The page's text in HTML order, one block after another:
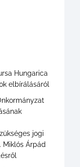
Hungarica
elbírálásáról
jogi
Miklós Árpád